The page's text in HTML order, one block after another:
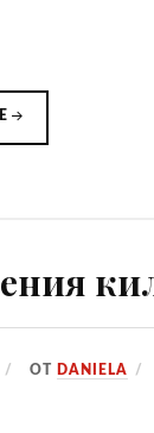
ОТ DANIELA